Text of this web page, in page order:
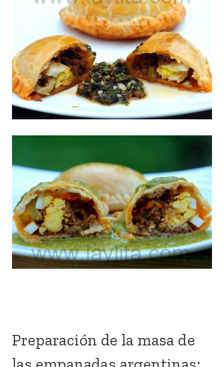
Preparación de la masa de